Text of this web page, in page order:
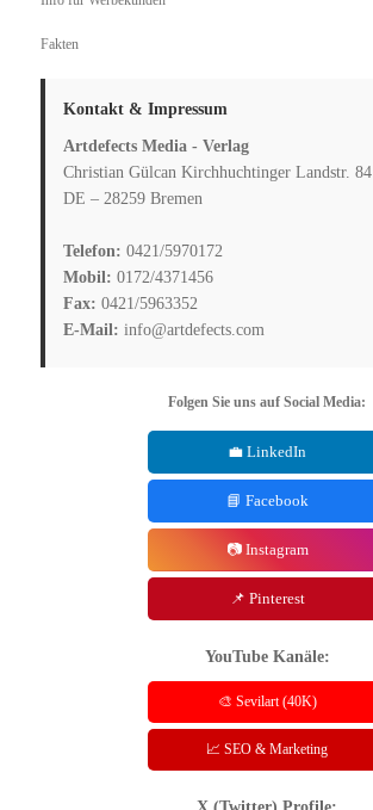
Fakten
Kontakt & Impressum
Artdefects Media - Verlag
Christian Gülcan Kirchhuchtinger Landstr. 84
DE – 28259 Bremen
Telefon: 0421/5970172
Mobil: 0172/4371456
Fax: 0421/5963352
E-Mail: info@artdefects.com
Folgen Sie uns auf Social Media:
💼 LinkedIn
📘 Facebook
📷 Instagram
📌 Pinterest
YouTube Kanäle:
🎨 Sevilart (40K)
📈 SEO & Marketing